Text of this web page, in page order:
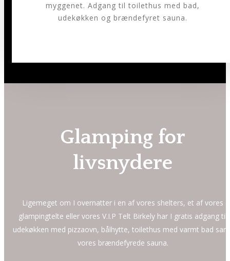
myggenet. Adgang til toilethus med bad,
udekøkken og brændefyret sauna.
Glamping for
livsnydere
Ligemeget om I overnatter i en af vores shelters, et af vores
glampingtelte eller vores V.I.P Telt Birkely har I gratis adgang til
udekøkken med pizzaovn, bålhytte, toilethus med varmt bad
vores brændefyrede sauna.